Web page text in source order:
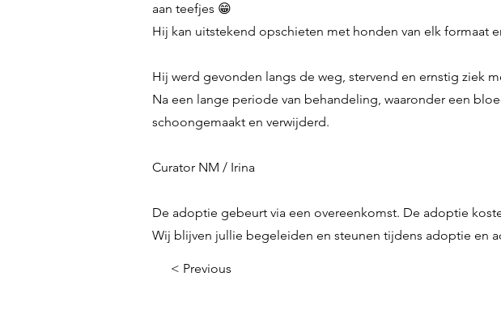
aan teefjes 😁
Hij kan uitstekend opschieten met honden van elk formaat
Hij werd gevonden langs de weg, stervend en ernstig ziek
Na een lange periode van behandeling, waaronder een
schoongemaakt en verwijderd.
Curator NM / Irina
De adoptie gebeurt via een overeenkomst. De adoptie
Wij blijven jullie begeleiden en steunen tijdens adoptie en
< Previous